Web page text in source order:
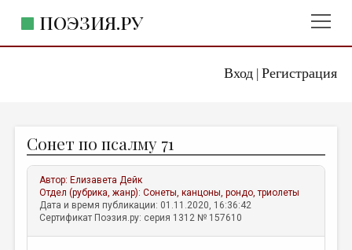
Вход| Регистрация
ПОЭЗИЯ.РУ
ЖАНРЫ
АВТОРЫ
КОММЕНТАРИИ
ЛИТСАЛОН
Сонет по псалму 71
Автор: Елизавета Дейк
Отдел (рубрика, жанр):Сонеты, канцоны, рондо, триолеты
Дата и время публикации: 01.11.2020, 16:36:42
Сертификат Поэзия.ру: серия 1312 № 157610